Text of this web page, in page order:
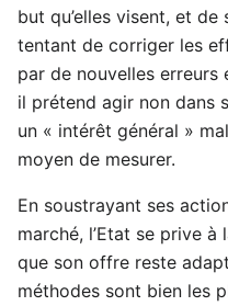
but qu’elles visent, et de
tentant de corriger les
par de nouvelles erreurs
il prétend agir non dans
un « intérêt général »
moyen de mesurer.
En soustrayant ses
marché, l’Etat se prive
que son offre reste
méthodes sont bien les